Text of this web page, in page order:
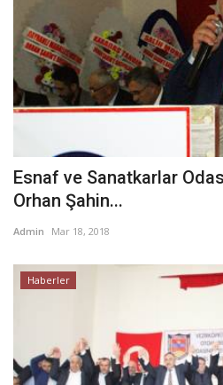
Esnaf ve Sanatkarlar
Orhan Şahin...
Admin Mar 18, 2018
Haberler